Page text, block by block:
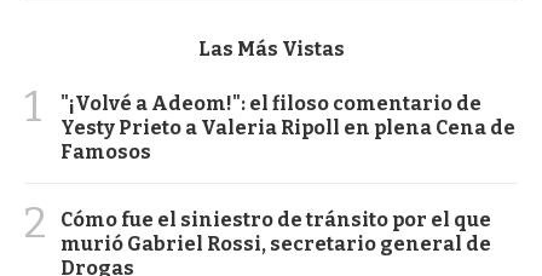
Las Más Vistas
1
"¡Volvé a Adeom!": el filoso comentario de
Yesty Prieto a Valeria Ripoll en plena Cena de
Famosos
2
Cómo fue el siniestro de tránsito por el que
murió Gabriel Rossi, secretario general de
Drogas